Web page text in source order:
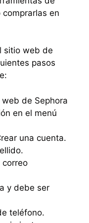
en
sitio web de
pasos
de Sephora
en el menú
una cuenta.
correo
y debe ser
teléfono.